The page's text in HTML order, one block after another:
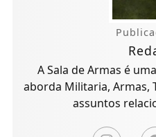
A Sala de Armas é
aborda Militaria, Armas,
assuntos